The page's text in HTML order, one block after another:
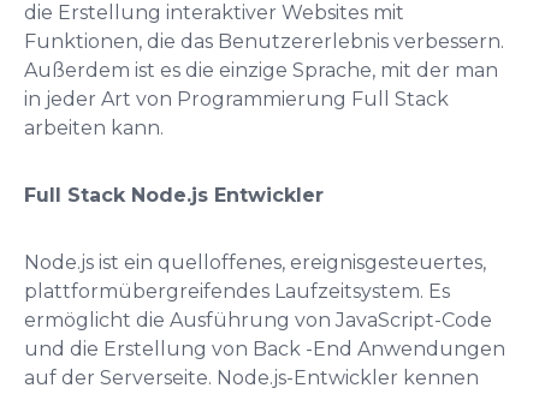
die Erstellung interaktiver Websites mit
Funktionen, die das Benutzererlebnis verbessern.
Außerdem ist es die einzige Sprache, mit der man
in jeder Art von Programmierung Full Stack
arbeiten kann.
Full Stack Node.js Entwickler
Node.js ist ein quelloffenes, ereignisgesteuertes,
plattformübergreifendes Laufzeitsystem. Es
ermöglicht die Ausführung von JavaScript-Code
und die Erstellung von Back -End Anwendungen
auf der Serverseite. Node.js-Entwickler kennen